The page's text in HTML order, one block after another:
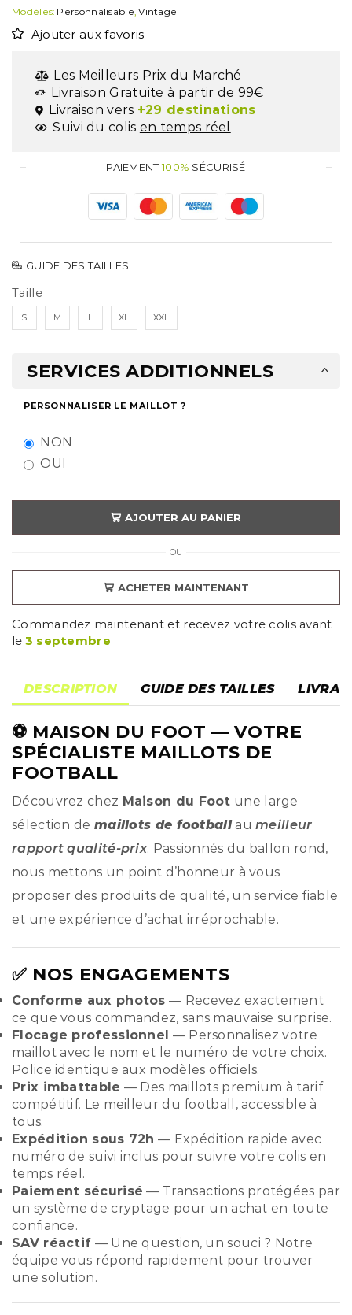
Modèles: Personnalisable, Vintage
Ajouter aux favoris
Les Meilleurs Prix du Marché
Livraison Gratuite à partir de 99€
Livraison vers +29 destinations
Suivi du colis en temps réel
PAIEMENT100% SÉCURISÉ
GUIDE DES TAILLES
Taille
S M L XL XXL
SERVICES ADDITIONNELS
PERSONNALISER LE MAILLOT ?
NON
OUI
AJOUTER AU PANIER
OU
ACHETER MAINTENANT
Commandez maintenant et recevez votre colis avant
le 3 septembre
DESCRIPTION GUIDE DES TAILLES
⚽ MAISON DU FOOT — VOTRE
SPÉCIALISTE MAILLOTS DE
FOOTBALL
Découvrez chez Maison du Foot une large
sélection de maillots de footballaumeilleur
rapport qualité-prix. Passionnés du ballon rond,
nous mettons un point d’honneur à vous
proposer des produits de qualité, un service fiable
et une expérience d’achat irréprochable.
✅ NOS ENGAGEMENTS
Conforme aux photos — Recevez exactement
ce que vous commandez, sans mauvaise surprise.
Flocage professionnel — Personnalisez votre
maillot avec le nom et le numéro de votre choix.
Police identique aux modèles officiels.
Prix imbattable — Des maillots premium à tarif
compétitif. Le meilleur du football, accessible à
tous.
Expédition sous 72h — Expédition rapide avec
numéro de suivi inclus pour suivre votre colis en
temps réel.
Paiement sécurisé — Transactions protégées par
un système de cryptage pour un achat en toute
confiance.
SAV réactif — Une question, un souci ? Notre
équipe vous répond rapidement pour trouver
une solution.